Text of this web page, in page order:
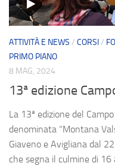
Contatti
ATTIVITÀ E NEWS / CORSI/
PRIMO PIANO
8 MAG, 2024
13ª edizione
La 13ª edizione del
denominata “Montana
Giaveno e Avigliana dal
che segna il culmine di 16